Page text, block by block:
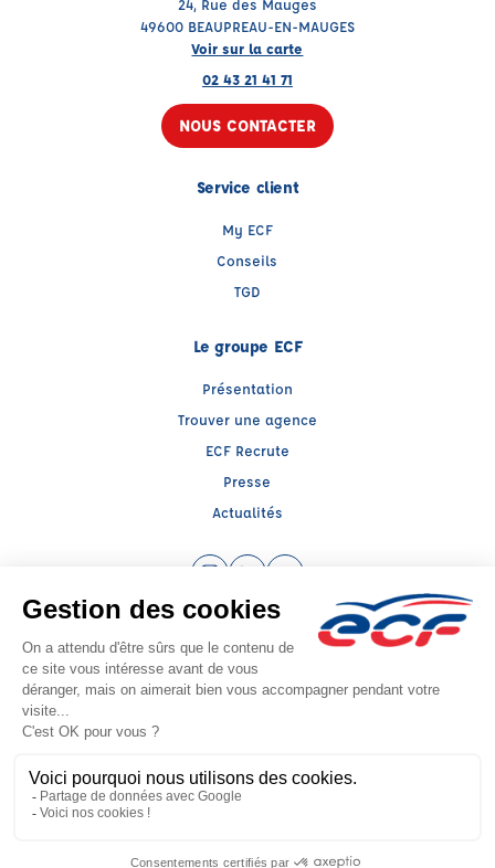
24, Rue des Mauges
49600 BEAUPREAU-EN-MAUGES
Voir sur la carte
02 43 21 41 71
NOUS CONTACTER
Service client
My ECF
Conseils
TGD
Le groupe ECF
Présentation
Trouver une agence
ECF Recrute
Presse
Actualités
Instagram (nouvelle fenêtre)
LinkedIn (nouvelle fenêtre)
YouTube (nouvelle fenêtre)
Raison sociale : ECF CER CENTRE ATLANTIQUE - Capital social: 2500000€
SIREN: 312379266 - Numéro de TVA intracommunautaire: FR 52 312379266
Agrément n°E2304900070
Siège social : RN 11 - Rte de la Mothe Les Champs Dorés, LA CRECHE (79260) -